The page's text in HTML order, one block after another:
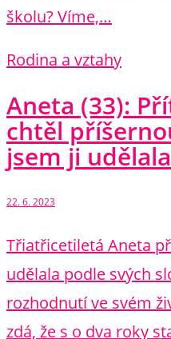
školu? Víme,…
Rodina a vztahy
Aneta (33):
chtěl
jsem ji udělala
22. 6. 2023
Třiatřicetiletá Aneta
udělala podle svých
rozhodnutí ve svém
zdá, že s o dva roky